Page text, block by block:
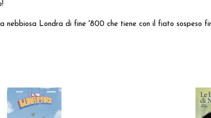
nebbiosa Londra di fine '800 che tiene con il fiato sospeso